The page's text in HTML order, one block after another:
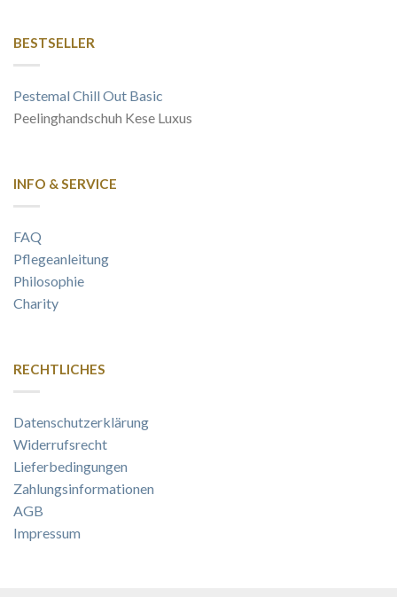
BESTSELLER
Pestemal Chill Out Basic
Peelinghandschuh Kese Luxus
INFO & SERVICE
FAQ
Pflegeanleitung
Philosophie
Charity
RECHTLICHES
Datenschutzerklärung
Widerrufsrecht
Lieferbedingungen
Zahlungsinformationen
AGB
Impressum